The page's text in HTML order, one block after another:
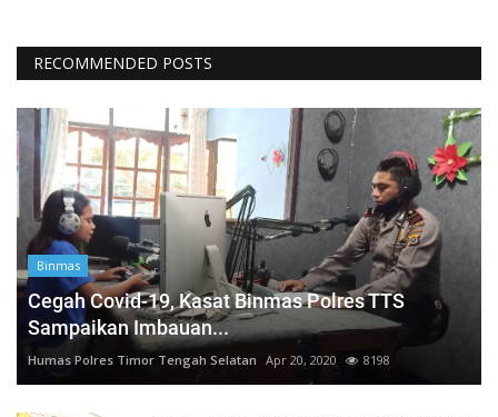
RECOMMENDED POSTS
Binmas
Cegah Covid-19, Kasat Binmas Polres TTS
Sampaikan Imbauan...
Humas Polres Timor Tengah Selatan Apr 20, 2020 8198